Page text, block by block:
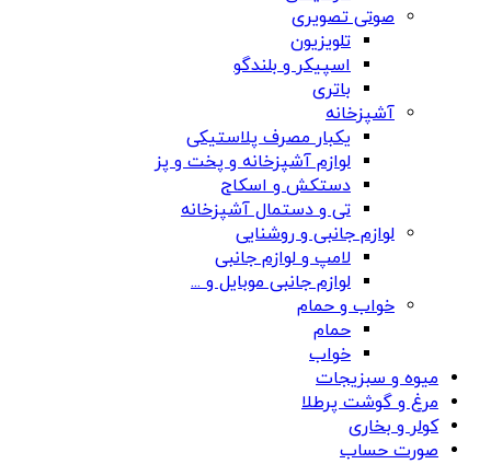
صوتی تصویری
تلویزیون
اسپیکر و بلندگو
باتری
آشپزخانه
یکبار مصرف پلاستیکی
لوازم آشپزخانه و پخت و پز
دستکش و اسکاج
تی و دستمال آشپزخانه
لوازم جانبی و روشنایی
لامپ و لوازم جانبی
لوازم جانبی موبایل و ...
خواب و حمام
حمام
خواب
میوه و سبزیجات
مرغ و گوشت پرطلا
کولر و بخاری
صورت حساب